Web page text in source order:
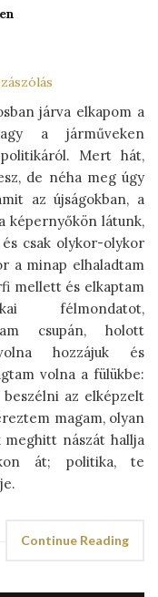
járva elkapom a
a járműveken
politikáról. Mert hát,
de néha meg úgy
az újságokban, a
képernyőkön látunk,
csak olykor-olykor
a minap elhaladtam
mellett és elkaptam
félmondatot,
csupán, holott
hozzájuk és
volna a fülükbe:
az elképzelt
magam, olyan
nászát hallja
át; politika, te
Continue Reading